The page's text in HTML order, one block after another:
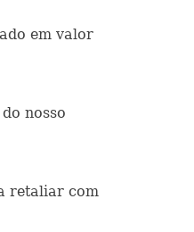
em valor
nosso
retaliar com